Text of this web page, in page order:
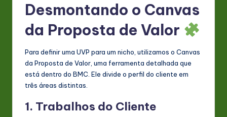
Desmontando o Canvas
da Proposta de Valor
Para definir uma UVP para um nicho, utilizamos o Canvas
da Proposta de Valor, uma ferramenta detalhada que
está dentro do BMC. Ele divide o perfil do cliente em
três áreas distintas.
1. Trabalhos do Cliente